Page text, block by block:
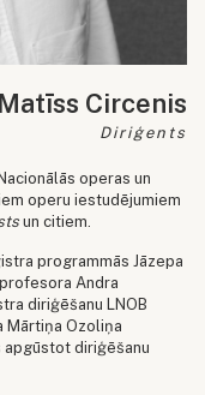
Matīss Circenis
Diriģents
operas un
operu iestudējumiem
un citiem.
programmās Jāzepa
Andra
diriģēšanu LNOB
Mārtiņa Ozoliņa
apgūstot diriģēšanu